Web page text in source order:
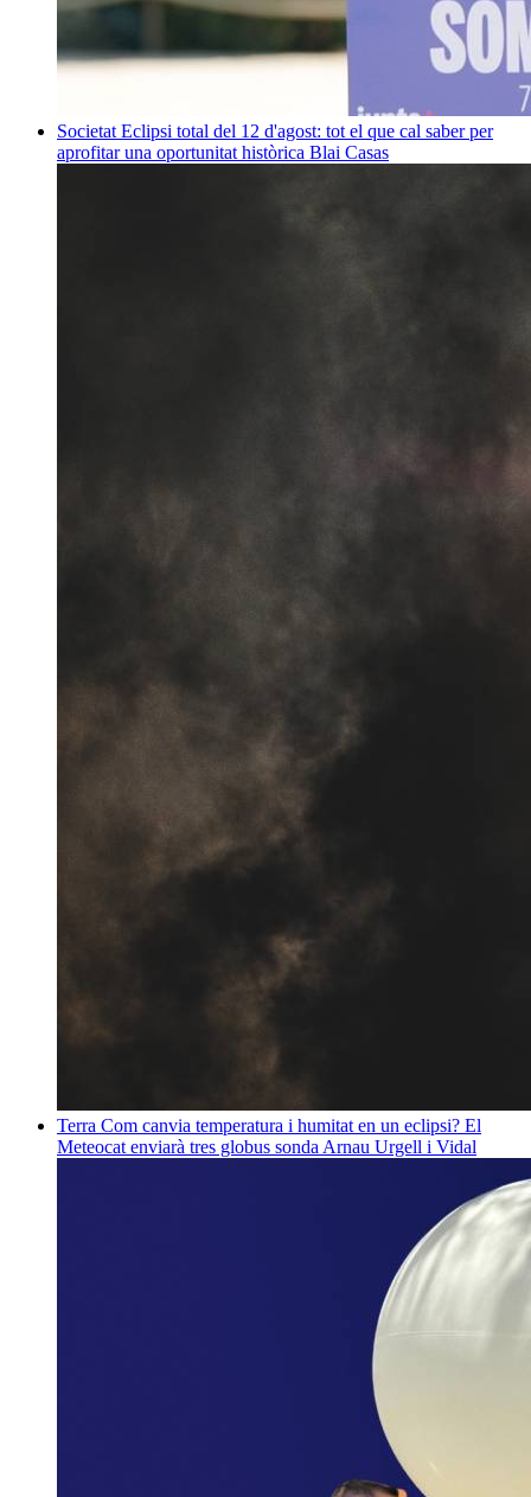
Societat Eclipsi total del 12 d'agost: tot el que cal saber per
aprofitar una oportunitat històrica Blai Casas
Terra Com canvia temperatura i humitat en un eclipsi? El
Meteocat enviarà tres globus sonda Arnau Urgell i Vidal